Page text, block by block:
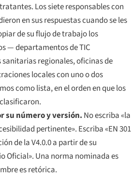
Los siete responsables con
en sus respuestas cuando se les
de su flujo de trabajo los
— departamentos de TIC
regionales, oficinas de
locales con uno o dos
como lista, en el orden en que los
su número y versión. No escriba «la
pertinente». Escriba «EN 301
de la V4.0.0 a partir de su
Oficial». Una norma nominada es
es retórica.